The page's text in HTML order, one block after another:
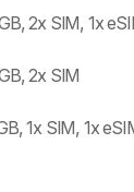
2x SIM, 1x
2x SIM
1x SIM, 1x